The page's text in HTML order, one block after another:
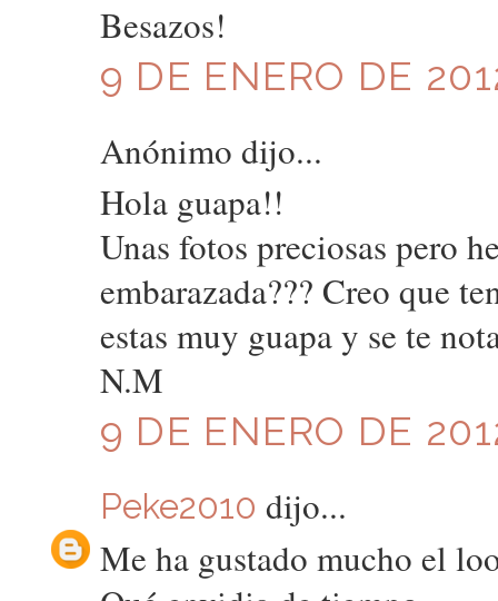
Besazos!
9 DE ENERO DE
Anónimo dijo...
Hola guapa!!
Unas fotos preciosas pero
embarazada??? Creo que
estas muy guapa y se te
N.M
9 DE ENERO DE
Peke2010 dijo...
Me ha gustado mucho el